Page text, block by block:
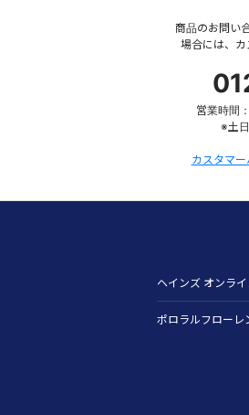
商品のお問い
場合には、カ
営業時間
※土
カスタマ
ヘインズ オンラ
ポロラルフローレ